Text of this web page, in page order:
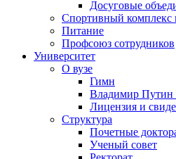
Досуговые
Спортивный комплекс
Питание
Профсоюз сотрудников
Университет
О вузе
Гимн
Владимир
Лицензия и
Структура
Почетные
Ученый совет